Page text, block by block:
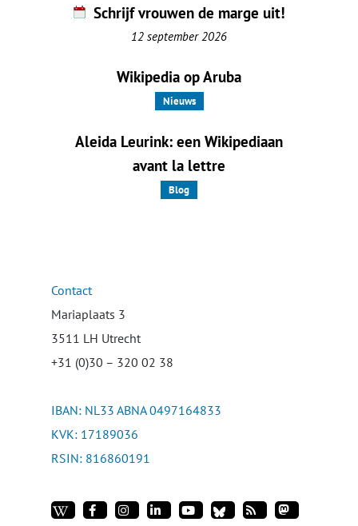
Schrijf vrouwen de marge uit!
12 september 2026
Wikipedia op Aruba
Nieuws
Aleida Leurink: een Wikipediaan
avant la lettre
Blog
Contact
Mariaplaats 3
3511 LH Utrecht
+31 (0)30 – 320 02 38
IBAN: NL33 ABNA 0497164833
KVK: 17189036
RSIN: 816860191